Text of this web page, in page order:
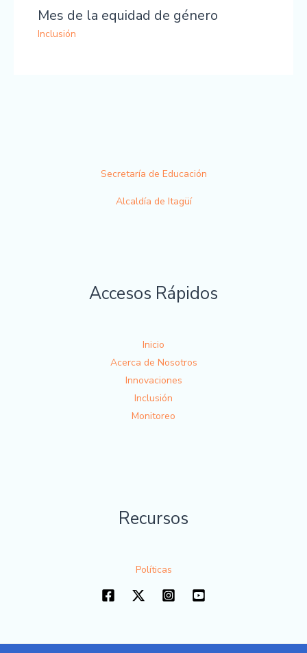
Mes de la equidad de género
Inclusión
Secretaría de Educación
Alcaldía de Itagüí
Accesos Rápidos
Inicio
Acerca de Nosotros
Innovaciones
Inclusión
Monitoreo
Recursos
Políticas